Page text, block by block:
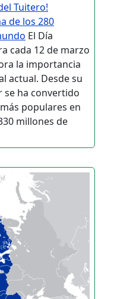
Tuitero!
de los 280
El Día
cada 12 de marzo
la importancia
actual. Desde su
se ha convertido
populares en
millones de